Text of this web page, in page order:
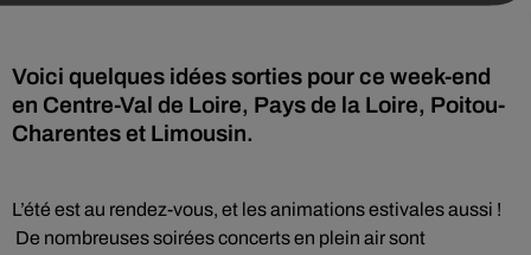
Voici quelques idées sorties pour ce week-end
en Centre-Val de Loire, Pays de la Loire, Poitou-
Charentes et Limousin.
L’été est au rendez-vous, et les animations estivales aussi !
De nombreuses soirées concerts en plein air sont